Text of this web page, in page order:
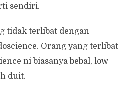
sendiri.
tidak terlibat dengan
Orang yang terlibat
ni biasanya bebal, low
duit.